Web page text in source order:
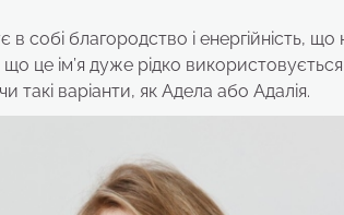
в собі благородство і енергійність,
це ім’я дуже рідко
варіанти, як Адела або Адалія.